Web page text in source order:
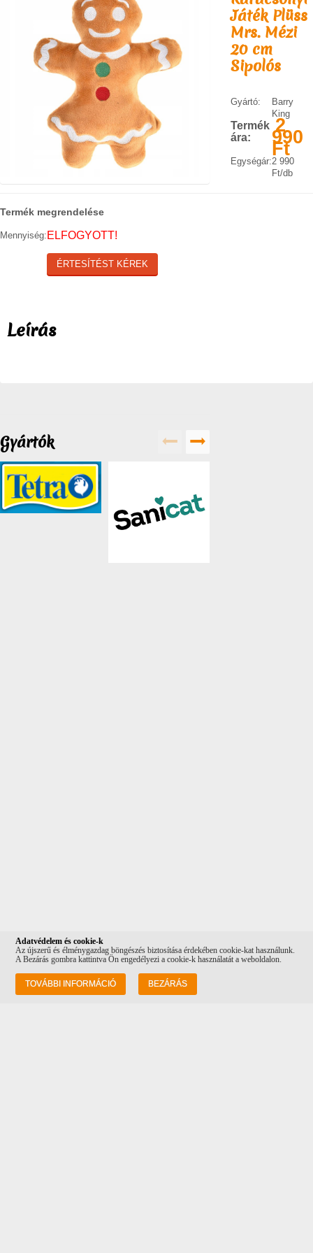
SZÁLLÍTÁSI INFORMÁCIÓK
VÁSÁRLÁSI FELTÉTELEK
KAPCSOLAT
Játék Plüss
Mrs. Mézi
20 cm
Sipolós
Gyártó:
Barry
King
Termék
ára:
2
990
Ft
Egységár:2 990
Ft/db
Termék megrendelése
Mennyiség: ELFOGYOTT!
ÉRTESÍTÉST KÉREK
Leírás
Gyártók
Információk
Adatvédelem és cookie-k
Az újszerű és élménygazdag böngészés biztosítása érdekében cookie-kat használunk.
A Bezárás gombra kattintva Ön engedélyezi a cookie-k használatát a weboldalon.
TOVÁBBI INFORMÁCIÓ BEZÁRÁS